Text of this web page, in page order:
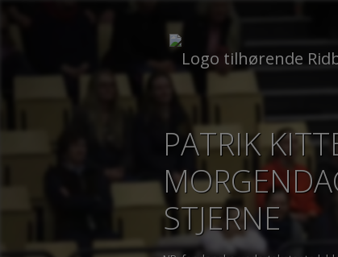
PATRIK
STJERNE